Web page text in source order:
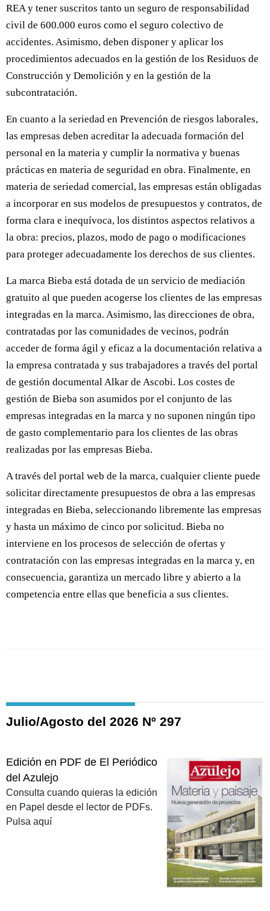
REA y tener suscritos tanto un seguro de responsabilidad
civil de 600.000 euros como el seguro colectivo de
accidentes. Asimismo, deben disponer y aplicar los
procedimientos adecuados en la gestión de los Residuos de
Construcción y Demolición y en la gestión de la
subcontratación.
En cuanto a la seriedad en Prevención de riesgos laborales,
las empresas deben acreditar la adecuada formación del
personal en la materia y cumplir la normativa y buenas
prácticas en materia de seguridad en obra. Finalmente, en
materia de seriedad comercial, las empresas están obligadas
a incorporar en sus modelos de presupuestos y contratos, de
forma clara e inequívoca, los distintos aspectos relativos a
la obra: precios, plazos, modo de pago o modificaciones
para proteger adecuadamente los derechos de sus clientes.
La marca Bieba está dotada de un servicio de mediación
gratuito al que pueden acogerse los clientes de las empresas
integradas en la marca. Asimismo, las direcciones de obra,
contratadas por las comunidades de vecinos, podrán
acceder de forma ágil y eficaz a la documentación relativa a
la empresa contratada y sus trabajadores a través del portal
de gestión documental Alkar de Ascobi. Los costes de
gestión de Bieba son asumidos por el conjunto de las
empresas integradas en la marca y no suponen ningún tipo
de gasto complementario para los clientes de las obras
realizadas por las empresas Bieba.
A través del portal web de la marca, cualquier cliente puede
solicitar directamente presupuestos de obra a las empresas
integradas en Bieba, seleccionando libremente las empresas
y hasta un máximo de cinco por solicitud. Bieba no
interviene en los procesos de selección de ofertas y
contratación con las empresas integradas en la marca y, en
consecuencia, garantiza un mercado libre y abierto a la
competencia entre ellas que beneficia a sus clientes.
Julio/Agosto del 2026 Nº 297
Edición en PDF de El Periódico
del Azulejo
Consulta cuando quieras la edición
en Papel desde el lector de PDFs.
Pulsa aquí